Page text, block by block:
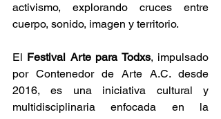
activismo, explorando cruces entre
cuerpo, sonido, imagen y territorio.
El Festival Arte para Todxs, impulsado
por Contenedor de Arte A.C. desde
2016, es una iniciativa cultural y
multidisciplinaria enfocada en la